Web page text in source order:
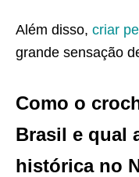
Além disso, criar
grande sensação
Como o
Brasil e qual
histórica no